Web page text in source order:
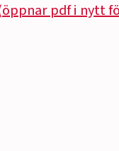
pdf i nytt